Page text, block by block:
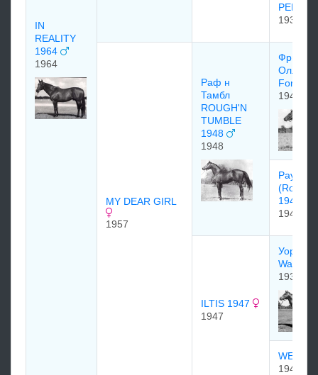
IN
REALITY
1964
1964
1934
MY DEAR GIRL
1957
Раф н
Тамбл
ROUGH'N
TUMBLE
1948
1948
Фри
Олл
For All)
1942
Раузд
(Roused
1943)
1943
ILTIS 1947
1947
Уор
War
1938
WE
1942